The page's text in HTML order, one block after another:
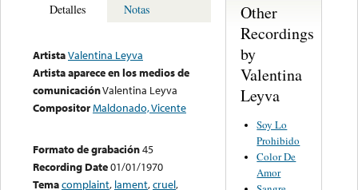
Detalles Notas
ArtistaValentina Leyva
Artista aparece en los medios de
comunicaciónValentina Leyva
CompositorMaldonado, Vicente
Formato de grabación45
Recording Date01/01/1970
Temacomplaint, lament,cruel,
Other
Recordings
by
Valentina
Leyva
Soy Lo
Prohibido
Color De
Amor